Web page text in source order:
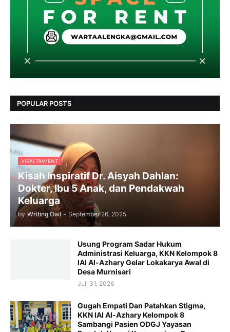
POPULAR POSTS
VIRALTAIMENT
Kisah Inspiratif Dr. Aisyah Dahlan:
Dokter, Ibu 5 Anak, dan Pendakwah
Keluarga
by Writing Owl - September 26, 2025
Usung Program Sadar Hukum
Administrasi Keluarga, KKN Kelompok 8
IAI Al-Azhary Gelar Lokakarya Awal di
Desa Murnisari
Juli 31, 2026
Gugah Empati Dan Patahkan Stigma,
KKN IAI Al-Azhary Kelompok 8
Sambangi Pasien ODGJ Yayasan